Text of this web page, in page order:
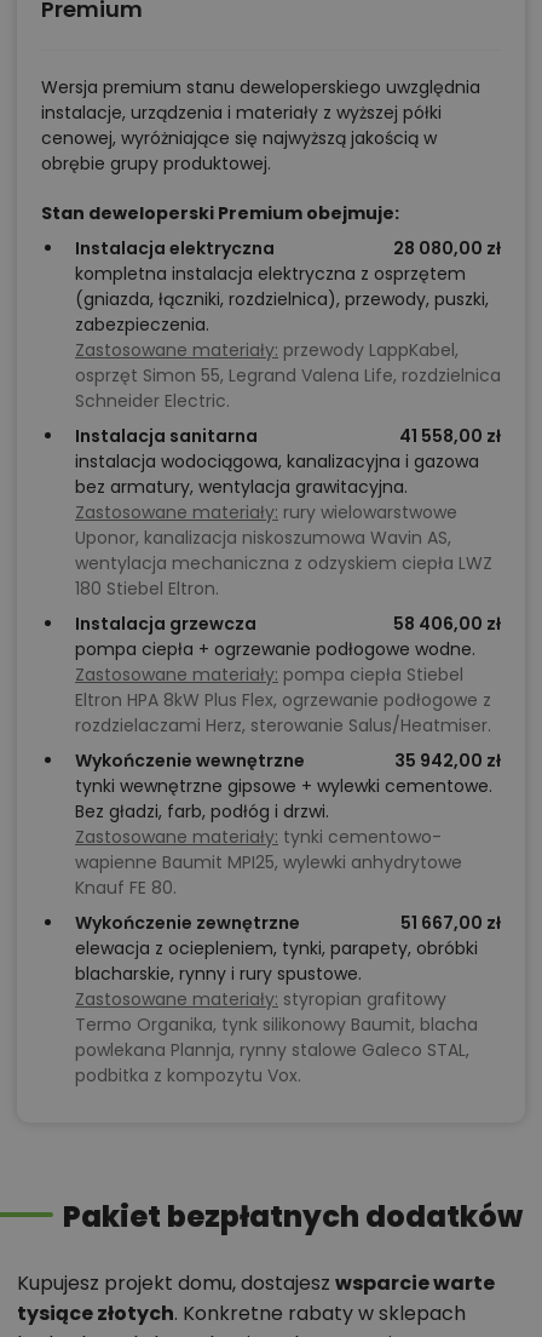
Premium
Wersja premium stanu deweloperskiego uwzględnia
instalacje, urządzenia i materiały z wyższej półki
cenowej, wyróżniające się najwyższą jakością w
obrębie grupy produktowej.
Stan deweloperski Premium obejmuje:
Instalacja elektryczna
28 080,00 zł
kompletna instalacja elektryczna z osprzętem
(gniazda, łączniki, rozdzielnica), przewody, puszki,
zabezpieczenia.
Zastosowane materiały: przewody LappKabel,
osprzęt Simon 55, Legrand Valena Life, rozdzielnica
Schneider Electric.
Instalacja sanitarna
41 558,00 zł
instalacja wodociągowa, kanalizacyjna i gazowa
bez armatury, wentylacja grawitacyjna.
Zastosowane materiały: rury wielowarstwowe
Uponor, kanalizacja niskoszumowa Wavin AS,
wentylacja mechaniczna z odzyskiem ciepła LWZ
180 Stiebel Eltron.
Instalacja grzewcza
58 406,00 zł
pompa ciepła + ogrzewanie podłogowe wodne.
Zastosowane materiały: pompa ciepła Stiebel
Eltron HPA 8kW Plus Flex, ogrzewanie podłogowe z
rozdzielaczami Herz, sterowanie Salus/Heatmiser.
Wykończenie wewnętrzne
35 942,00 zł
tynki wewnętrzne gipsowe + wylewki cementowe.
Bez gładzi, farb, podłóg i drzwi.
Zastosowane materiały: tynki cementowo-
wapienne Baumit MPI25, wylewki anhydrytowe
Knauf FE 80.
Wykończenie zewnętrzne
51 667,00 zł
elewacja z ociepleniem, tynki, parapety, obróbki
blacharskie, rynny i rury spustowe.
Zastosowane materiały: styropian grafitowy
Termo Organika, tynk silikonowy Baumit, blacha
powlekana Plannja, rynny stalowe Galeco STAL,
podbitka z kompozytu Vox.
Pakiet bezpłatnych dodatków
Kupujesz projekt domu, dostajesz wsparcie warte
tysiące złotych. Konkretne rabaty w sklepach